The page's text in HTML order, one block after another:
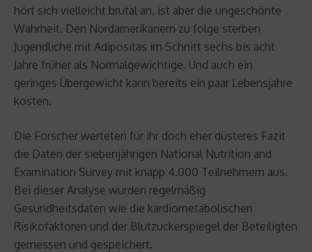
hört sich vielleicht brutal an, ist aber die ungeschönte
Wahrheit. Den Nordamerikanern zu folge sterben
Jugendliche mit Adipositas im Schnitt sechs bis acht
Jahre früher als Normalgewichtige. Und auch ein
geringes Übergewicht kann bereits ein paar Lebensjahre
kosten.
Die Forscher werteten für ihr doch eher düsteres Fazit
die Daten der siebenjährigen National Nutrition and
Examination Survey mit knapp 4.000 Teilnehmern aus.
Bei dieser Analyse wurden regelmäßig
Gesundheitsdaten wie die kardiometabolischen
Risikofaktoren und der Blutzuckerspiegel der Beteiligten
gemessen und gespeichert.